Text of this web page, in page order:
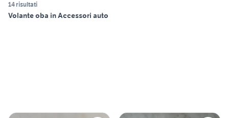
14 risultati
Volante oba in Accessori auto